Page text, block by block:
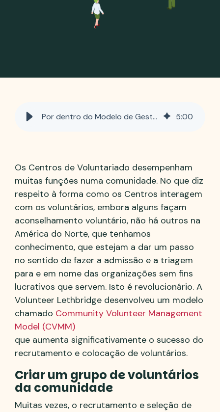
Por dentro do Modelo de Gestão de Voluntariado Comunitário (MGVC): Transformar a seleção e a colocação de voluntários 5:00
Os Centros de Voluntariado desempenham
muitas funções numa comunidade. No que diz
respeito à forma como os Centros interagem
com os voluntários, embora alguns façam
aconselhamento voluntário, não há outros na
América do Norte, que tenhamos
conhecimento, que estejam a dar um passo
no sentido de fazer a admissão e a triagem
para e em nome das organizações sem fins
lucrativos que servem. Isto é revolucionário. A
Volunteer Lethbridge desenvolveu um modelo
chamado Community Volunteer Management
Model (CVMM)
que aumenta significativamente o sucesso do
recrutamento e colocação de voluntários.
Criar um grupo de voluntários
da comunidade
Muitas vezes, o recrutamento e seleção de